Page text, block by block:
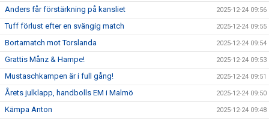
Anders får förstärkning på kansliet 2025-12-24 09:56
Tuff förlust efter en svängig match 2025-12-24 09:55
Bortamatch mot Torslanda 2025-12-24 09:54
Grattis Månz & Hampe! 2025-12-24 09:53
Mustaschkampen är i full gång! 2025-12-24 09:51
Årets julklapp, handbolls EM i Malmö 2025-12-24 09:50
Kämpa Anton 2025-12-24 09:48